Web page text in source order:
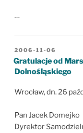
…
OPUBLIKOWANE
W
2006-11-06
Gratulacje od
Dolnośląskiego
Wrocław, dn. 26
Pan Jacek Domejko
Dyrektor